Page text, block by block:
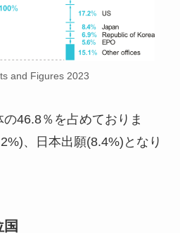
and Figures 2023
46.8％を占めておりま
、日本出願(8.4%)となり